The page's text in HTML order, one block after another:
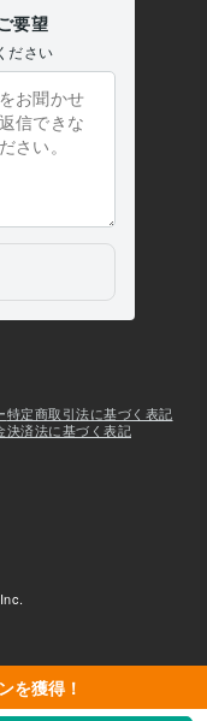
を獲得！